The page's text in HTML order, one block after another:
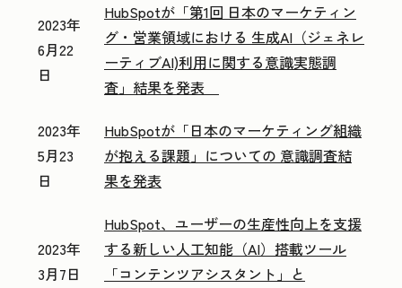
2023年
6月22
日
HubSpotが「第1回 日本のマーケティン
グ・営業領域における 生成AI（ジェネレ
ーティブAI)利用に関する意識実態調
査」結果を発表
2023年
5月23
日
HubSpotが「日本のマーケティング組織
が抱える課題」についての 意識調査結
果を発表
2023年
3月7日
HubSpot、ユーザーの生産性向上を支援
する新しい人工知能（AI）搭載ツール
「コンテンツアシスタント」と